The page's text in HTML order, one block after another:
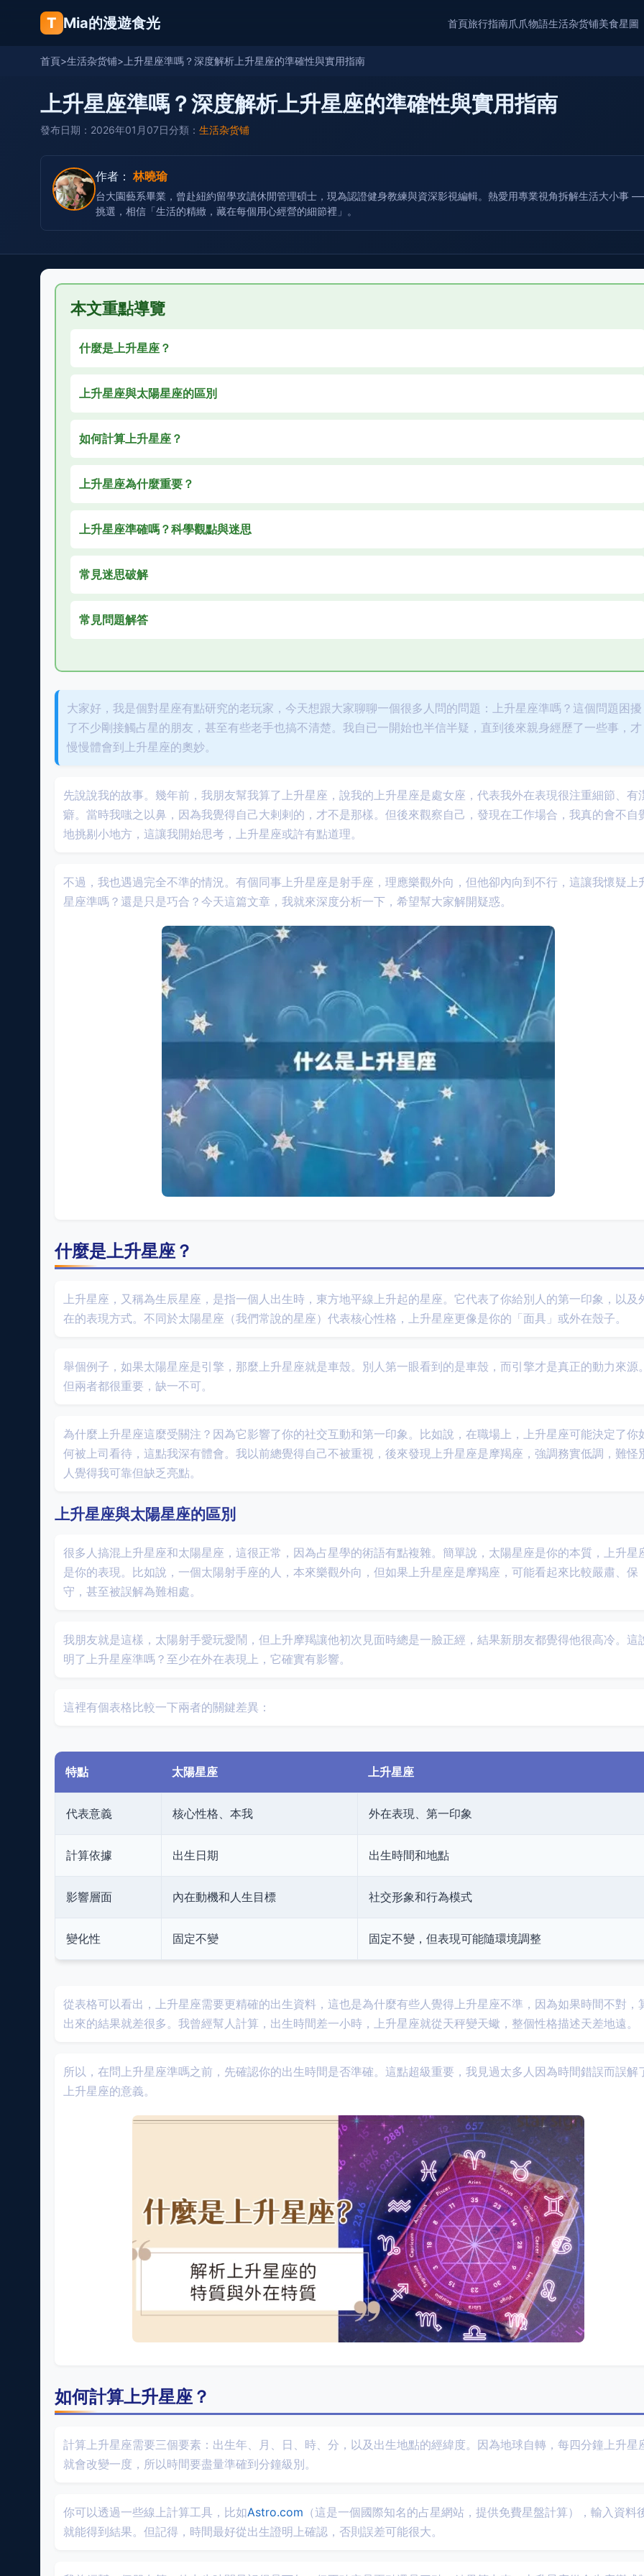
T Mia的漫遊食光 首頁旅行指南爪爪物語生活杂货铺美食星圖
首頁>生活杂货铺> 上升星座準嗎？深度解析上升星座的準確性與實用指南
上升星座準嗎？深度解析上升星座的準確性與實用指南
發布日期：2026年01月07日分類： 生活杂货铺
作者：林曉瑜
台大園藝系畢業，曾赴紐約留學攻讀休閒管理碩士，現為認證健身教練與資深影視編輯。熱愛用專業視角拆解生活大小事
挑選，相信「生活的精緻，藏在每個用心經營的細節裡」。
本文重點導覽
什麼是上升星座？
上升星座與太陽星座的區別
如何計算上升星座？
上升星座為什麼重要？
上升星座準確嗎？科學觀點與迷思
常見迷思破解
常見問題解答
大家好，我是個對星座有點研究的老玩家，今天想跟大家聊聊一個很多人問的問題：上升星座準嗎？這個問題困擾
了不少剛接觸占星的朋友，甚至有些老手也搞不清楚。我自已一開始也半信半疑，直到後來親身經歷了一些事，才
慢慢體會到上升星座的奧妙。
先說說我的故事。幾年前，我朋友幫我算了上升星座，說我的上升星座是處女座，代表我外在表現很注重細節、有
癖。當時我嗤之以鼻，因為我覺得自己大剌剌的，才不是那樣。但後來觀察自己，發現在工作場合，我真的會不自
地挑剔小地方，這讓我開始思考，上升星座或許有點道理。
不過，我也遇過完全不準的情況。有個同事上升星座是射手座，理應樂觀外向，但他卻內向到不行，這讓我懷疑上
星座準嗎？還是只是巧合？今天這篇文章，我就來深度分析一下，希望幫大家解開疑惑。
什麼是上升星座？
上升星座，又稱為生辰星座，是指一個人出生時，東方地平線上升起的星座。它代表了你給別人的第一印象，以及
在的表現方式。不同於太陽星座（我們常說的星座）代表核心性格，上升星座更像是你的「面具」或外在殼子。
舉個例子，如果太陽星座是引擎，那麼上升星座就是車殼。別人第一眼看到的是車殼，而引擎才是真正的動力來源
但兩者都很重要，缺一不可。
為什麼上升星座這麼受關注？因為它影響了你的社交互動和第一印象。比如說，在職場上，上升星座可能決定了你
何被上司看待，這點我深有體會。我以前總覺得自己不被重視，後來發現上升星座是摩羯座，強調務實低調，難怪
人覺得我可靠但缺乏亮點。
上升星座與太陽星座的區別
很多人搞混上升星座和太陽星座，這很正常，因為占星學的術語有點複雜。簡單說，太陽星座是你的本質，上升星
是你的表現。比如說，一個太陽射手座的人，本來樂觀外向，但如果上升星座是摩羯座，可能看起來比較嚴肅、保
守，甚至被誤解為難相處。
我朋友就是這樣，太陽射手愛玩愛鬧，但上升摩羯讓他初次見面時總是一臉正經，結果新朋友都覺得他很高冷。這
明了上升星座準嗎？至少在外在表現上，它確實有影響。
這裡有個表格比較一下兩者的關鍵差異：
特點 太陽星座 上升星座
代表意義 核心性格、本我 外在表現、第一印象
計算依據 出生日期 出生時間和地點
影響層面 內在動機和人生目標 社交形象和行為模式
變化性 固定不變 固定不變，但表現可能隨環境調整
從表格可以看出，上升星座需要更精確的出生資料，這也是為什麼有些人覺得上升星座不準，因為如果時間不對，
出來的結果就差很多。我曾經幫人計算，出生時間差一小時，上升星座就從天秤變天蠍，整個性格描述天差地遠。
所以，在問上升星座準嗎之前，先確認你的出生時間是否準確。這點超級重要，我見過太多人因為時間錯誤而誤解
上升星座的意義。
如何計算上升星座？
計算上升星座需要三個要素：出生年、月、日、時、分，以及出生地點的經緯度。因為地球自轉，每四分鐘上升星
就會改變一度，所以時間要盡量準確到分鐘級別。
你可以透過一些線上計算工具，比如Astro.com （這是一個國際知名的占星網站，提供免費星盤計算），輸入資料
就能得到結果。但記得，時間最好從出生證明上確認，否則誤差可能很大。